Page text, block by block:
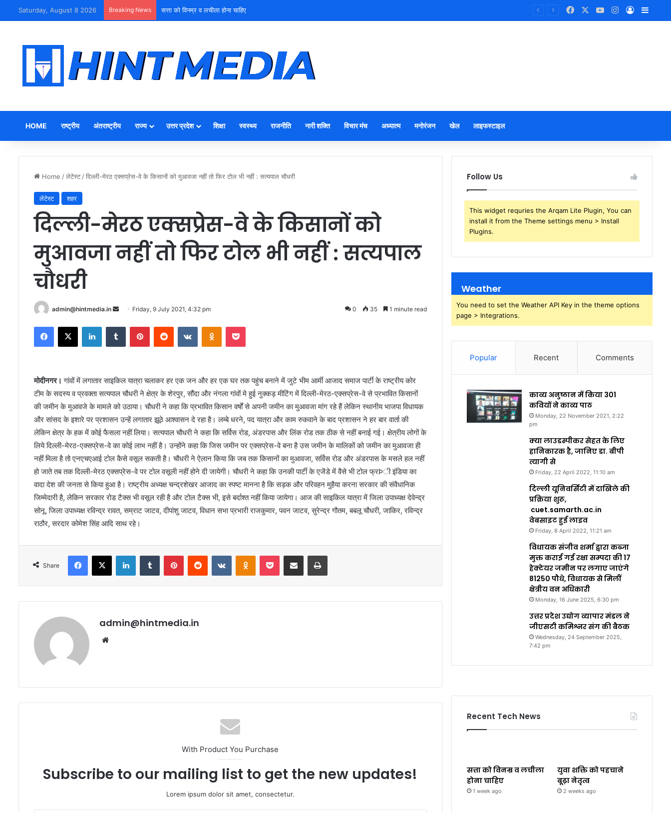
Saturday, August 8 2026 Breaking News सत्ता को विनम्र व लचीला होना चाहिए FacebookYouTubeInstagram
Log In
HOME राष्ट्रीय अंतराष्ट्रीय राज्य उत्तर प्रदेश शिक्षा स्वस्थ्य राजनीति नारी शक्ति विचार मंच अध्यात्म मनोरंजन खेल लाइफस्टाइल
Home /लेटेस्ट /दिल्ली-मेरठ एक्सप्रेस-वे के किसानों को मुआवजा नहीं तो फिर टोल भी नहीं : सत्यपाल चौधरी
लेटेस्ट शहर
दिल्ली-मेरठ एक्सप्रेस-वे के किसानों को
मुआवजा नहीं तो फिर टोल भी नहीं : सत्यपाल
चौधरी
admin@hintmedia.in
Send Friday, 9 July 2021, 4:32 pm 0 35 1 minute read
Facebook
X LinkedInTumblr PinterestReddit VKontakteOdnoklassniki
Pocket
मोदीनगर। गांवों में लगातार साइकिल यात्रा चलाकर हर एक जन और हर एक घर तक पहुंच बनाने में जुटे भीम आर्मी आजाद समाज पार्टी के राष्ट्रीय कोर
टीम के सदस्य व प्रवक्ता सत्यपाल चौधरी ने क्षेत्र के शेरपुर, सौंदा और नंगला गांवों मे हुई नुक्कड़ मीटिंग में दिल्ली-मेरठ-एक्सप्रेस-वे से प्रभावित किसानों
की जमीन के मुआवजे के मामले को उठाया। चौधरी ने कहा कि प्रभावित किसान वर्षों से अपनी जमीन का मुआवजा मांग रहे हैं लेकिन स्थानीय भाजपा विधायक
और सांसद के इशारे पर प्रशासन उन्हें लगातार झूठे आश्वासन दे रहा है। लम्बे धरने, पद यात्रा और काम रुकवाने के बाद प्रशासन ने हर बार वार्ता की
लेकिन क्षेत्र के हक में कोई फैसला नहीं लिया। सत्यपाल चौधरी ने कहा कि सर्विस रोड, अंडरपास और लिंक रोड तक ठीक से नहीं बनाई गई। क्षेत्रीय लोगों के
लिये दिल्ली-मेरठ-एक्सप्रेस-वे का कोई लाभ नहीं है। उन्होंने कहा कि जिस जमीन पर एक्सप्रेस-वे बना है उस जमीन के मालिकों को जमीन का मुआवजा ही
नहीं मिला है तो एनएचएआई टोल कैसे वसूल सकती है। चौधरी ने ऐलान किया कि जब तक किसानों का मुआवजा, सर्विस रोड और अंडरपास के मसले हल नहीं
हो जाते तब तक दिल्ली-मेरठ एक्सप्रेस-वे पर टोल वसूली नहीं होने दी जायेगी। चौधरी ने कहा कि उनकी पार्टी के एजेंडे में वैसे भी टोल फ्रÞी इंडिया का
वादा देश की जनता से किया हुआ है। राष्ट्रीय अध्यक्ष चन्द्रशेखर आजाद का स्पष्ट मानना है कि सड़क और परिवहन मुहैया करना सरकार की संवैधानिक
जिम्मेदारी है, लेकिन सरकार रोड टैक्स भी वसूल रही है और टोल टैक्स भी, इसे बर्दाश्त नहीं किया जायेगा। आज की साइकिल यात्रा में जिला उपाध्यक्ष देवेन्द्र
सोनू, जिला उपाध्यक्ष रविन्द्र रावत, सम्राट जाटव, दीपांशु जाटव, विधान सभा प्रभारी राजकुमार, पवन जाटव, सुरेन्द्र गौतम, बबलू चौधरी, जाकिर, रविन्द्र
राठौर, सरदार कोमेश सिंह आदि साथ रहे।
Share
Facebook
X LinkedInTumblr PinterestReddit VKontakteOdnoklassniki
Pocket Share via Email Print
admin@hintmedia.in
With Product You Purchase
Subscribe to our mailing list to get the new updates!
Lorem ipsum dolor sit amet, consectetur.
Follow Us
This widget requries the Arqam Lite Plugin, You can
install it from the Theme settings menu > Install
Plugins.
Weather
You need to set the Weather API Key in the theme options
page > Integrations.
Popular Recent Comments
काव्य अनुष्ठान में किया 301
कवियों ने काव्य पाठ
Monday, 22 November 2021, 2:22
pm
क्या लाउडस्पीकर सेहत के लिए
हानिकारक है, जानिए डा. बीपी
त्यागी से
Friday, 22 April 2022, 11:10 am
दिल्ली यूनिवर्सिटी में दाखिले की
प्रक्रिया शुरू,
cuet.samarth.ac.in
वेबसाइट हुई लाइव
Friday, 8 April 2022, 11:21 am
विधायक संजीव शर्मा द्वारा कब्जा
मुक्त कराई गई रक्षा सम्पदा की 17
हेक्टेयर जमीन पर लगाए जाएंगे
81250 पौधे, विधायक से मिलीं
क्षेत्रीय वन अधिकारी
Monday, 16 June 2025, 6:30 pm
उत्तर प्रदेश उद्योग व्यापार मंडल ने
जीएसटी कमिश्नर संग की बैठक
Wednesday, 24 September 2025,
7:42 pm
Recent Tech News
सत्ता को विनम्र व लचीला
होना चाहिए
1 week ago
युवा शक्ति को पहचाने
बूढ़ा नेतृत्व
2 weeks ago